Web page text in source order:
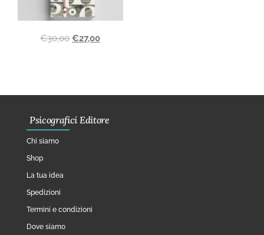
€30,00 €27,00
Psicografici Editore
Chi siamo
Shop
La tua idea
Spedizioni
Termini e condizioni
Dove siamo